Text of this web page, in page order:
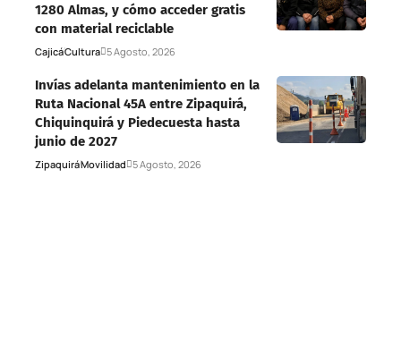
1280 Almas, y cómo acceder gratis
con material reciclable
CajicáCultura 5 Agosto, 2026
Invías adelanta mantenimiento en la
Ruta Nacional 45A entre Zipaquirá,
Chiquinquirá y Piedecuesta hasta
junio de 2027
ZipaquiráMovilidad 5 Agosto, 2026